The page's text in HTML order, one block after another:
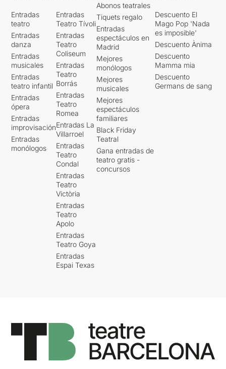
Entradas
teatro
Entradas
danza
Entradas
musicales
Entradas
teatro infantil
Entradas
ópera
Entradas
improvisación
Entradas
monólogos
Entradas
Teatro Tívoli
Entradas
Teatro
Coliseum
Entradas
Teatro
Borrás
Entradas
Teatro
Romea
Entradas La
Villarroel
Entradas
Teatro
Condal
Entradas
Teatro
Victòria
Entradas
Teatro
Apolo
Entradas
Teatro Goya
Entradas
Espai Texas
Abonos teatrales
Tiquets regalo
Entradas
espectáculos en
Madrid
Mejores
monólogos
Mejores
musicales
Mejores
espectáculos
familiares
Black Friday
Teatral
Gana entradas de
teatro gratis -
concursos
Descuento El
Mago Pop 'Nada
es imposible'
Descuento Ànima
Descuento
Mamma mia
Descuento
Germans de sang